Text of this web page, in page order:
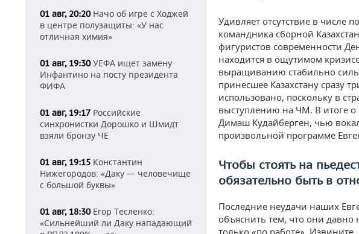
01 авг, 20:20Начо об игре с Ходжей
в центре полузащиты: «У нас
отличная химия»
01 авг, 19:30УЕФА ищет замену
Инфантино на посту президента
ФИФА
01 авг, 19:17 Российские
синхронистки Дорошко и Шмидт
взяли бронзу ЧЕ
01 авг, 19:15 Константин
Нижегородов: «Даку — человечище
с большой буквы»
01 авг, 18:30Егор Тесленко:
«Сильнейший ли Даку нападающий
Удивляет отсутствие в числе
командника сборной
фигуристов современности
находится в ощутимом
выращиванию стабильно
принесшее Казахстану сразу
использовано, поскольку в
выступлению на ЧМ. В итоге о
Димаш Кудайберген, чью
произвольной программе
Чтобы стоять на
обязательно быть в
Последние неудачи наших
объяснить тем, что они
только «по работе».